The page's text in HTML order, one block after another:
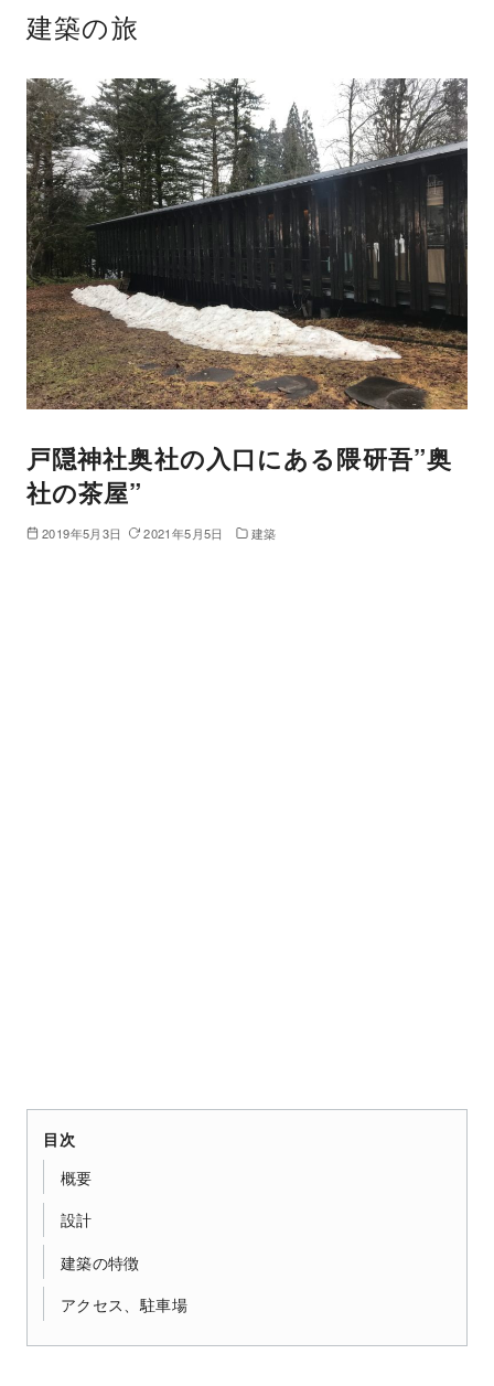
建築の旅
戸隠神社奥社の入口にある隈研吾”奥
社の茶屋”
2019年5月3日 2021年5月5日 建築
目次
概要
設計
建築の特徴
アクセス、駐車場